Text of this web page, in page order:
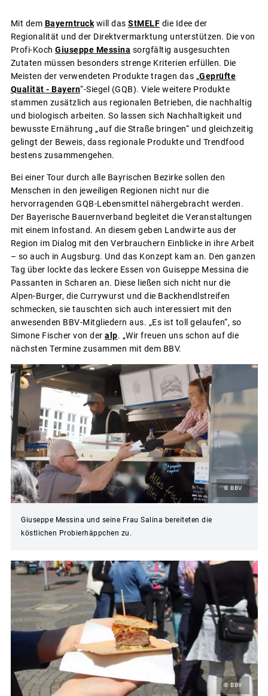
Mit dem Bayerntruck will das StMELF die Idee der
Regionalität und der Direktvermarktung unterstützen. Die von
Profi-Koch Giuseppe Messina sorgfältig ausgesuchten
Zutaten müssen besonders strenge Kriterien erfüllen. Die
Meisten der verwendeten Produkte tragen das „Geprüfte
Qualität - Bayern“-Siegel (GQB). Viele weitere Produkte
stammen zusätzlich aus regionalen Betrieben, die nachhaltig
und biologisch arbeiten. So lassen sich Nachhaltigkeit und
bewusste Ernährung „auf die Straße bringen“ und gleichzeitig
gelingt der Beweis, dass regionale Produkte und Trendfood
bestens zusammengehen.
Bei einer Tour durch alle Bayrischen Bezirke sollen den
Menschen in den jeweiligen Regionen nicht nur die
hervorragenden GQB-Lebensmittel nähergebracht werden.
Der Bayerische Bauernverband begleitet die Veranstaltungen
mit einem Infostand. An diesem geben Landwirte aus der
Region im Dialog mit den Verbrauchern Einblicke in ihre Arbeit
– so auch in Augsburg. Und das Konzept kam an. Den ganzen
Tag über lockte das leckere Essen von Guiseppe Messina die
Passanten in Scharen an. Diese ließen sich nicht nur die
Alpen-Burger, die Currywurst und die Backhendlstreifen
schmecken, sie tauschten sich auch interessiert mit den
anwesenden BBV-Mitgliedern aus. „Es ist toll gelaufen“, so
Simone Fischer von der alp. „Wir freuen uns schon auf die
nächsten Termine zusammen mit dem BBV.
© BBV
Giuseppe Messina und seine Frau Salina bereiteten die
köstlichen Probierhäppchen zu.
© BBV